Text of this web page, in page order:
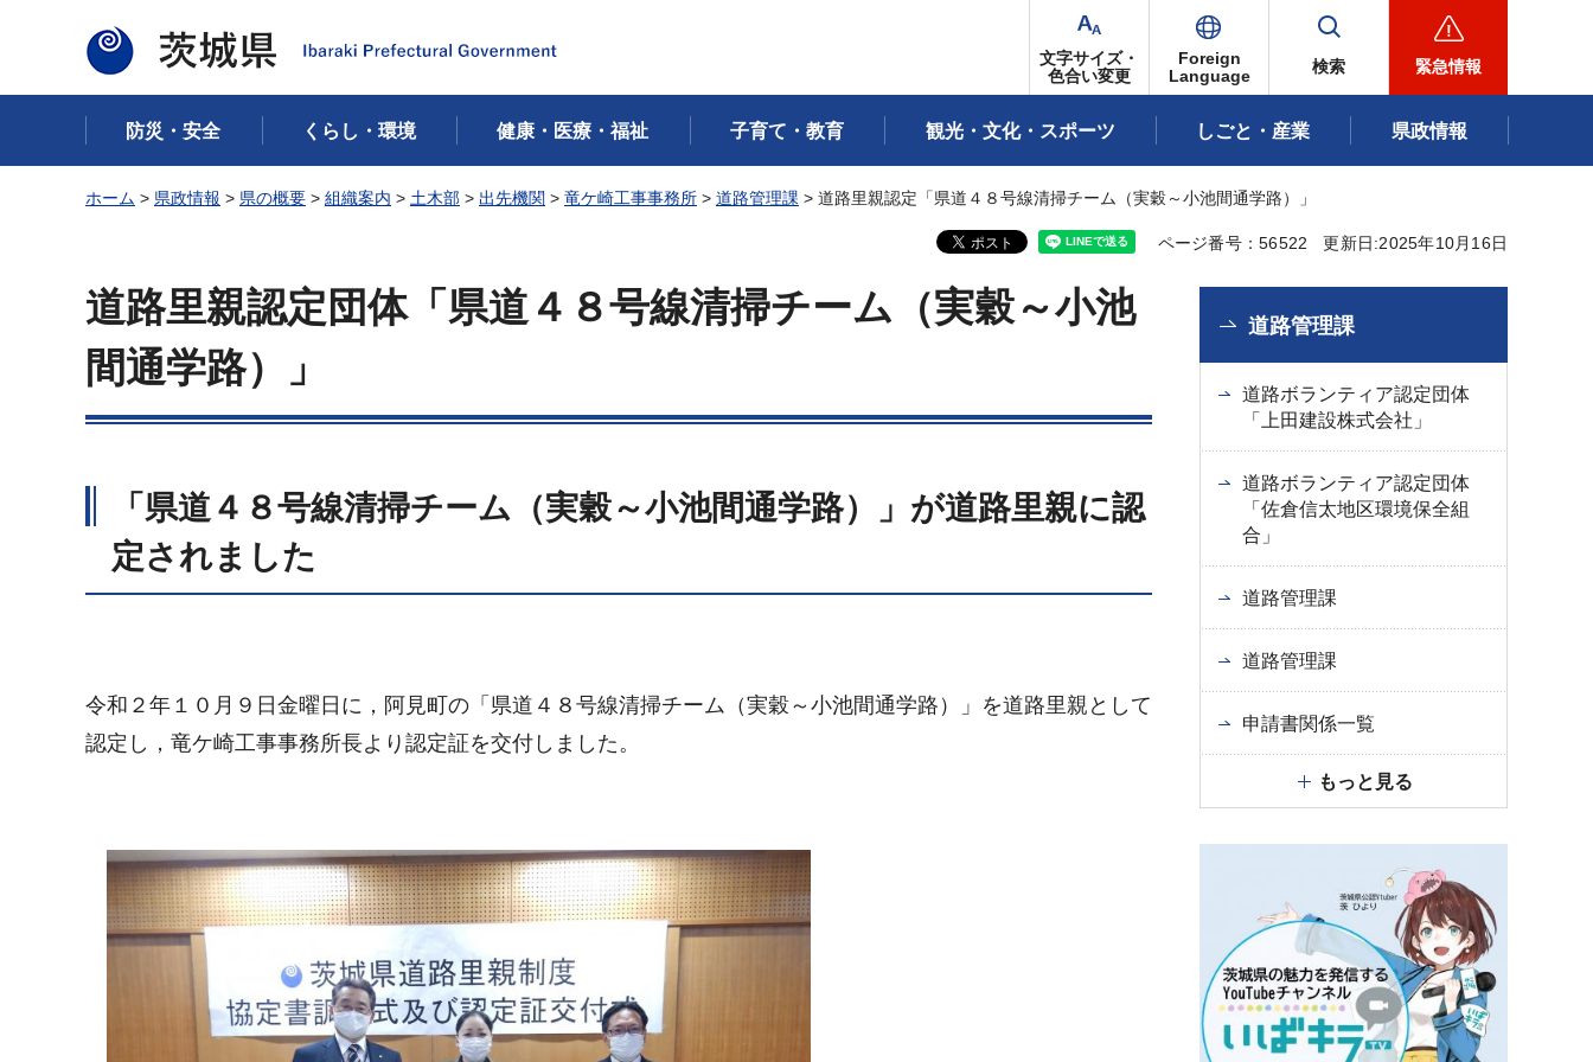
茨城県
文字サイズ・
色合い変更
Foreign
Language
検索 緊急情報
防災・安全 くらし・環境 健康・医療・福祉 子育て・教育 観光・文化・スポーツ しごと・産業 県政情報
ホーム > 県政情報 > 県の概要 > 組織案内 > 土木部 > 出先機関 > 竜ケ崎工事事務所 > 道路管理課 > 道路里親認定「県道４８号線清掃チーム（実穀～小池間通学路）」
ページ番号：56522 更新日:2025年10月16日
道路里親認定団体「県道４８号線清掃チーム（実穀～小池
間通学路）」
「県道４８号線清掃チーム（実穀～小池間通学路）」が道路里親に認
定されました
令和２年１０月９日金曜日に，阿見町の「県道４８号線清掃チーム（実穀～小池間通学路）」を道路里親として
認定し，竜ケ崎工事事務所長より認定証を交付しました。
道路管理課
道路ボランティア認定団体
「上田建設株式会社」
道路ボランティア認定団体
「佐倉信太地区環境保全組
合」
道路管理課
道路管理課
申請書関係一覧
もっと見る